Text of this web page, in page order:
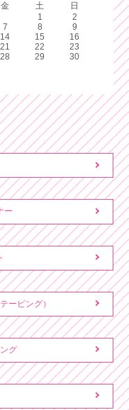
金 土
日
1
2
7 8
9
14 15
16
21 22
23
28 29
30
ー
ーピング）
グ